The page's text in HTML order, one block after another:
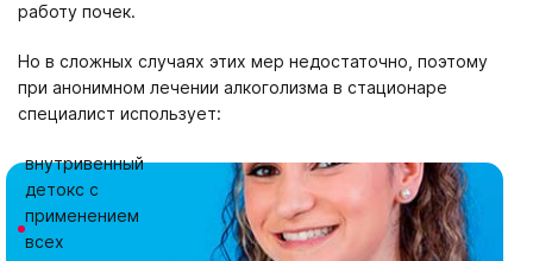
работу почек.
Но в сложных случаях этих мер недостаточно, поэтому
при анонимном лечении алкоголизма в стационаре
специалист использует:
внутривенный
детокс с
применением
всех